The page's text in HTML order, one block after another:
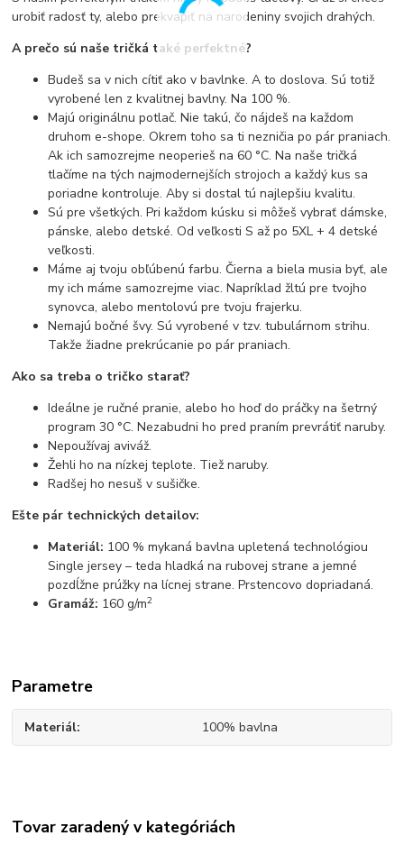
urobiť radosť ty, alebo prekvapiť na narodeniny svojich drahých.
A prečo sú naše tričká také perfektné?
Budeš sa v nich cítiť ako v bavlnke. A to doslova. Sú totiž
vyrobené len z kvalitnej bavlny. Na 100 %.
Majú originálnu potlač. Nie takú, čo nájdeš na každom
druhom e-shope. Okrem toho sa ti nezničia po pár praniach.
Ak ich samozrejme neoperieš na 60 °C. Na naše tričká
tlačíme na tých najmodernejších strojoch a každý kus sa
poriadne kontroluje. Aby si dostal tú najlepšiu kvalitu.
Sú pre všetkých. Pri každom kúsku si môžeš vybrať dámske,
pánske, alebo detské. Od veľkosti S až po 5XL + 4 detské
veľkosti.
Máme aj tvoju obľúbenú farbu. Čierna a biela musia byť, ale
my ich máme samozrejme viac. Napríklad žltú pre tvojho
synovca, alebo mentolovú pre tvoju frajerku.
Nemajú bočné švy. Sú vyrobené v tzv. tubulárnom strihu.
Takže žiadne prekrúcanie po pár praniach.
Ako sa treba o tričko starať?
Ideálne je ručné pranie, alebo ho hoď do práčky na šetrný
program 30 °C. Nezabudni ho pred praním prevrátiť naruby.
Nepoužívaj aviváž.
Žehli ho na nízkej teplote. Tiež naruby.
Radšej ho nesuš v sušičke.
Ešte pár technických detailov:
Materiál: 100 % mykaná bavlna upletená technológiou
Single jersey – teda hladká na rubovej strane a jemné
pozdĺžne prúžky na lícnej strane. Prstencovo dopriadaná.
Gramáž: 160 g/m2
Parametre
Materiál 100% bavlna
Tovar zaradený v kategóriách